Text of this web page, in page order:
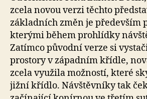
zcela novou verzi těchto
základních změn je především
kterými během prohlídky
Zatímco původní verze si
prostory v západním křídle,
zcela využila možností, které
jižní křídlo. Návštěvníky tak